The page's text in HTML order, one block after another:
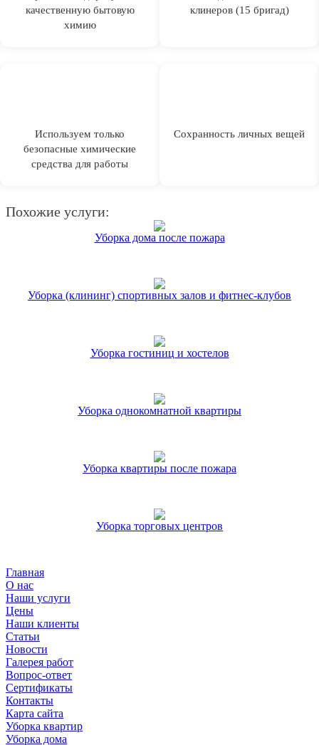
качественную бытовую
химию
клинеров (15 бригад)
Используем только
безопасные химические
средства для работы
Сохранность личных вещей
Похожие услуги:
Уборка дома после пожара
Уборка (клининг) спортивных залов и фитнес-клубов
Уборка гостиниц и хостелов
Уборка однокомнатной квартиры
Уборка квартиры после пожара
Уборка торговых центров
Главная
О нас
Наши услуги
Цены
Наши клиенты
Статьи
Новости
Галерея работ
Вопрос-ответ
Сертификаты
Контакты
Карта сайта
Уборка квартир
Уборка дома